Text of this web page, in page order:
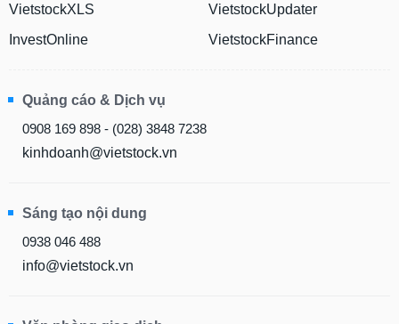
VietstockXLS
InvestOnline
VietstockUpdater
VietstockFinance
Quảng cáo & Dịch vụ
0908 169 898 - (028) 3848 7238
kinhdoanh@vietstock.vn
Sáng tạo nội dung
0938 046 488
info@vietstock.vn